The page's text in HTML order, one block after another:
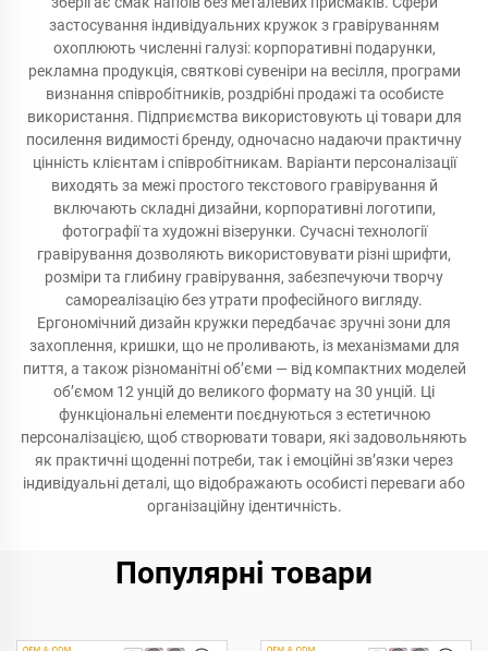
застосування індивідуальних кружок з гравіруванням
охоплюють численні галузі: корпоративні подарунки,
рекламна продукція, святкові сувеніри на весілля, програми
визнання співробітників, роздрібні продажі та особисте
використання. Підприємства використовують ці товари для
посилення видимості бренду, одночасно надаючи практичну
цінність клієнтам і співробітникам. Варіанти персоналізації
виходять за межі простого текстового гравірування й
включають складні дизайни, корпоративні логотипи,
фотографії та художні візерунки. Сучасні технології
гравірування дозволяють використовувати різні шрифти,
розміри та глибину гравірування, забезпечуючи творчу
самореалізацію без утрати професійного вигляду.
Ергономічний дизайн кружки передбачає зручні зони для
захоплення, кришки, що не проливають, із механізмами для
пиття, а також різноманітні об’єми — від компактних моделей
об’ємом 12 унцій до великого формату на 30 унцій. Ці
функціональні елементи поєднуються з естетичною
персоналізацією, щоб створювати товари, які задовольняють
як практичні щоденні потреби, так і емоційні зв’язки через
індивідуальні деталі, що відображають особисті переваги або
організаційну ідентичність.
Популярні товари